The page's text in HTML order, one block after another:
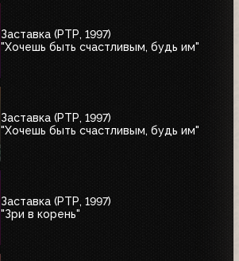
Заставка (РТР, 1997)
"Хочешь быть счастливым, будь им"
Заставка (РТР, 1997)
"Хочешь быть счастливым, будь им"
Заставка (РТР, 1997)
"Зри в корень"